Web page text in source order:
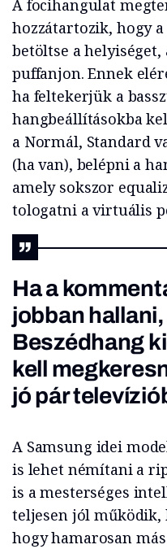
A focihangulat
hozzátartozik, hogy a
betöltse a
puffanjon. Ennek
ha feltekerjük a
hangbeállításokba
a Normál, Standard
(ha van), belépni a
amely sokszor
tologatni a virtuális
Ha a
jobban
Beszédhang
kell
jó pár
A Samsung idei
is lehet némítani a
is a mesterséges
teljesen jól működik,
hogy hamarosan